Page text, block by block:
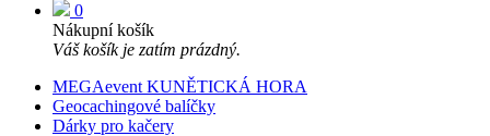
0
Nákupní košík
Váš košík je zatím prázdný.
MEGAevent KUNĚTICKÁ HORA
Geocachingové balíčky
Dárky pro kačery